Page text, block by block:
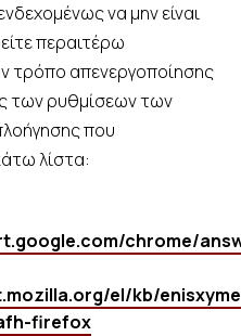
να μην είναι
περαιτέρω
τρόπο απενεργοποίησης
των ρυθμίσεων των
που
λίστα:
chrome/
el/kb/
firefox